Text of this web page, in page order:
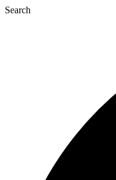
Search